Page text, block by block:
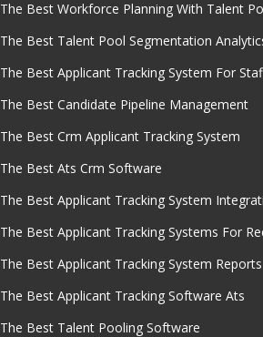
The Best Workforce Planning With Talent
The Best Talent Pool Segmentation
The Best Applicant Tracking System For
The Best Candidate Pipeline Management
The Best Crm Applicant Tracking System
The Best Ats Crm Software
The Best Applicant Tracking System
The Best Applicant Tracking Systems For
The Best Applicant Tracking System Reports
The Best Applicant Tracking Software Ats
The Best Talent Pooling Software